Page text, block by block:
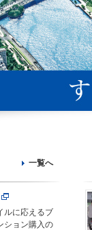
一覧へ
ルに応えるブ
ション購入の